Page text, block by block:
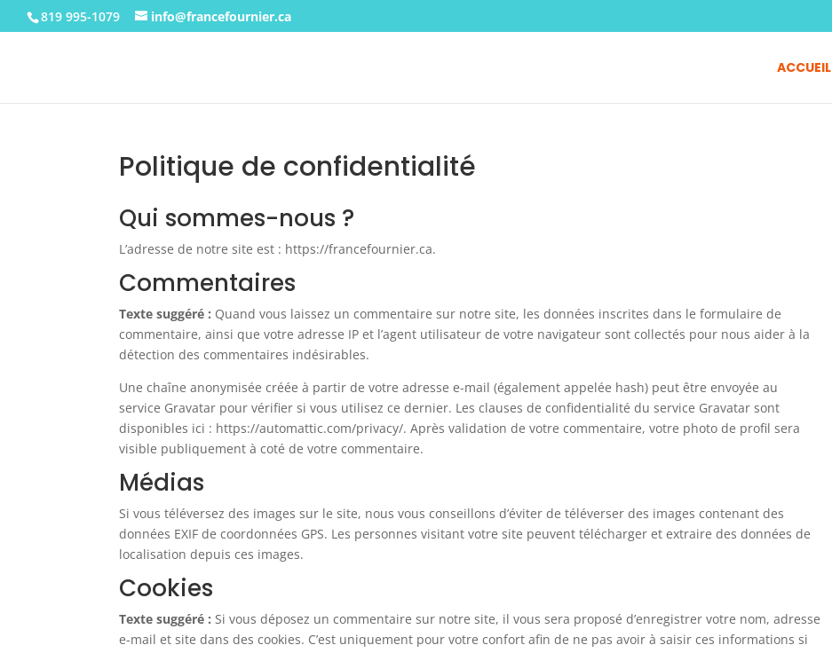
819 995-1079 info@francefournier.ca
ACCUEIL
Politique de confidentialité
Qui sommes-nous ?
L’adresse de notre site est : https://francefournier.ca.
Commentaires
Texte suggéré : Quand vous laissez un commentaire sur notre site, les données inscrites dans le formulaire de
commentaire, ainsi que votre adresse IP et l’agent utilisateur de votre navigateur sont collectés pour nous aider à la
détection des commentaires indésirables.
Une chaîne anonymisée créée à partir de votre adresse e-mail (également appelée hash) peut être envoyée au
service Gravatar pour vérifier si vous utilisez ce dernier. Les clauses de confidentialité du service Gravatar sont
disponibles ici : https://automattic.com/privacy/. Après validation de votre commentaire, votre photo de profil sera
visible publiquement à coté de votre commentaire.
Médias
Si vous téléversez des images sur le site, nous vous conseillons d’éviter de téléverser des images contenant des
données EXIF de coordonnées GPS. Les personnes visitant votre site peuvent télécharger et extraire des données de
localisation depuis ces images.
Cookies
Texte suggéré :Si vous déposez un commentaire sur notre site, il vous sera proposé d’enregistrer votre nom, adresse
e-mail et site dans des cookies. C’est uniquement pour votre confort afin de ne pas avoir à saisir ces informations si